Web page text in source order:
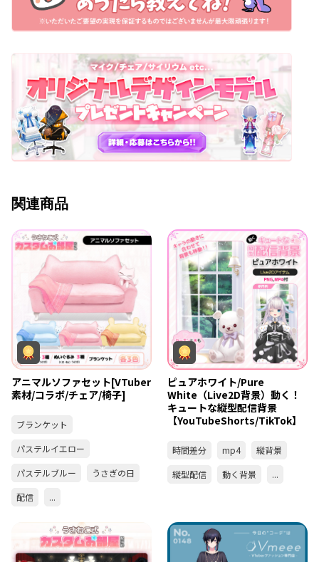
関連商品
アニマルソファセット[VTuber
素材/コラボ/チェア/椅子]
ブランケット
パステルイエロー
パステルブルー
うさぎの日
配信
...
ピュアホワイト/Pure
White（Live2D背景）動く！
キュートな縦型配信背景
【YouTubeShorts/TikTok】
時間差分 mp4
縦背景
縦型配信
動く背景 ...